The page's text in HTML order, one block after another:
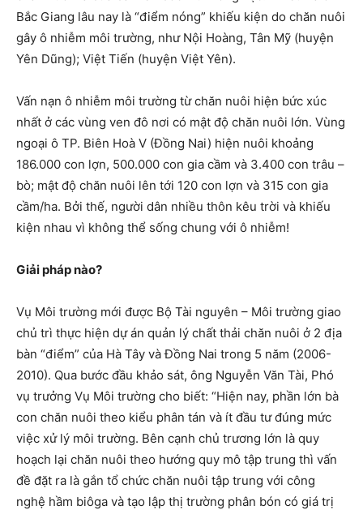
Bắc Giang lâu nay là “điểm nóng” khiếu kiện do chăn nuôi
gây ô nhiễm môi trường, như Nội Hoàng, Tân Mỹ (huyện
Yên Dũng); Việt Tiến (huyện Việt Yên).
Vấn nạn ô nhiễm môi trường từ chăn nuôi hiện bức xúc
nhất ở các vùng ven đô nơi có mật độ chăn nuôi lớn. Vùng
ngoại ô TP. Biên Hoà V (Đồng Nai) hiện nuôi khoảng
186.000 con lợn, 500.000 con gia cầm và 3.400 con trâu –
bò; mật độ chăn nuôi lên tới 120 con lợn và 315 con gia
cầm/ha. Bởi thế, người dân nhiều thôn kêu trời và khiếu
kiện nhau vì không thể sống chung với ô nhiễm!
Giải pháp nào?
Vụ Môi trường mới được Bộ Tài nguyên – Môi trường giao
chủ trì thực hiện dự án quản lý chất thải chăn nuôi ở 2 địa
bàn “điểm” của Hà Tây và Đồng Nai trong 5 năm (2006-
2010). Qua bước đầu khảo sát, ông Nguyễn Văn Tài, Phó
vụ trưởng Vụ Môi trường cho biết: “Hiện nay, phần lớn bà
con chăn nuôi theo kiểu phân tán và ít đầu tư đúng mức
việc xử lý môi trường. Bên cạnh chủ trương lớn là quy
hoạch lại chăn nuôi theo hướng quy mô tập trung thì vấn
đề đặt ra là gắn tổ chức chăn nuôi tập trung với công
nghệ hầm biôga và tạo lập thị trường phân bón có giá trị